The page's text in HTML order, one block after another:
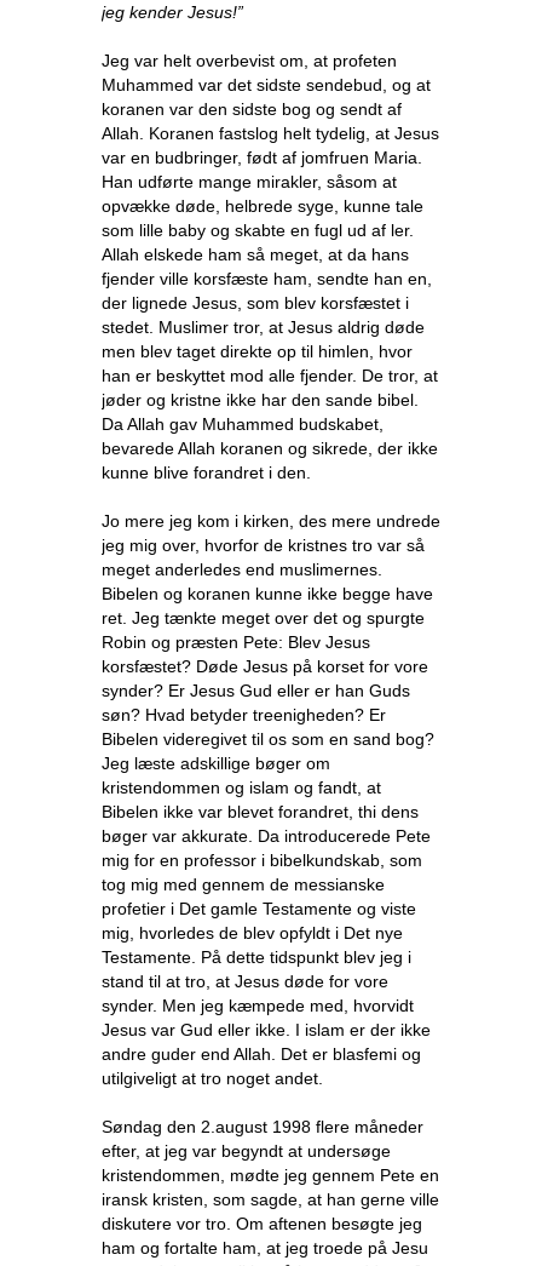
jeg kender Jesus!”
Jeg var helt overbevist om, at profeten
Muhammed var det sidste sendebud, og at
koranen var den sidste bog og sendt af
Allah. Koranen fastslog helt tydelig, at Jesus
var en budbringer, født af jomfruen Maria.
Han udførte mange mirakler, såsom at
opvække døde, helbrede syge, kunne tale
som lille baby og skabte en fugl ud af ler.
Allah elskede ham så meget, at da hans
fjender ville korsfæste ham, sendte han en,
der lignede Jesus, som blev korsfæstet i
stedet. Muslimer tror, at Jesus aldrig døde
men blev taget direkte op til himlen, hvor
han er beskyttet mod alle fjender. De tror, at
jøder og kristne ikke har den sande bibel.
Da Allah gav Muhammed budskabet,
bevarede Allah koranen og sikrede, der ikke
kunne blive forandret i den.
Jo mere jeg kom i kirken, des mere undrede
jeg mig over, hvorfor de kristnes tro var så
meget anderledes end muslimernes.
Bibelen og koranen kunne ikke begge have
ret. Jeg tænkte meget over det og spurgte
Robin og præsten Pete: Blev Jesus
korsfæstet? Døde Jesus på korset for vore
synder? Er Jesus Gud eller er han Guds
søn? Hvad betyder treenigheden? Er
Bibelen videregivet til os som en sand bog?
Jeg læste adskillige bøger om
kristendommen og islam og fandt, at
Bibelen ikke var blevet forandret, thi dens
bøger var akkurate. Da introducerede Pete
mig for en professor i bibelkundskab, som
tog mig med gennem de messianske
profetier i Det gamle Testamente og viste
mig, hvorledes de blev opfyldt i Det nye
Testamente. På dette tidspunkt blev jeg i
stand til at tro, at Jesus døde for vore
synder. Men jeg kæmpede med, hvorvidt
Jesus var Gud eller ikke. I islam er der ikke
andre guder end Allah. Det er blasfemi og
utilgiveligt at tro noget andet.
Søndag den 2.august 1998 flere måneder
efter, at jeg var begyndt at undersøge
kristendommen, mødte jeg gennem Pete en
iransk kristen, som sagde, at han gerne ville
diskutere vor tro. Om aftenen besøgte jeg
ham og fortalte ham, at jeg troede på Jesu